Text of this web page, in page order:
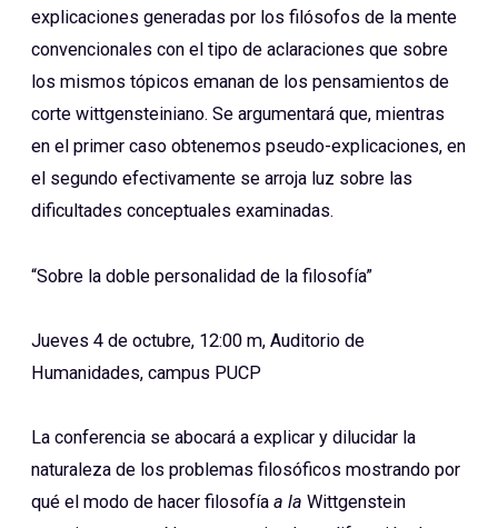
explicaciones generadas por los filósofos de la mente
convencionales con el tipo de aclaraciones que sobre
los mismos tópicos emanan de los pensamientos de
corte wittgensteiniano. Se argumentará que, mientras
en el primer caso obtenemos pseudo-explicaciones, en
el segundo efectivamente se arroja luz sobre las
dificultades conceptuales examinadas.
“Sobre la doble personalidad de la filosofía”
Jueves 4 de octubre, 12:00 m, Auditorio de
Humanidades, campus PUCP
La conferencia se abocará a explicar y dilucidar la
naturaleza de los problemas filosóficos mostrando por
qué el modo de hacer filosofía a la Wittgenstein